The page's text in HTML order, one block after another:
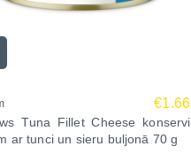
€1.66
Tuna Fillet Cheese konservi
ar tunci un sieru buljonā 70 g